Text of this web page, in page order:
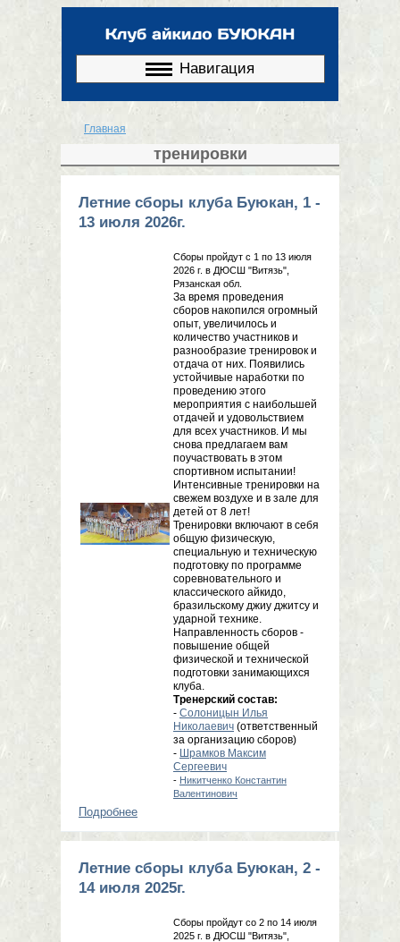
основному
Навигация
Вы здесь
Главная
тренировки
Летние сборы клуба Буюкан, 1 -
13 июля 2026г.
Сборы пройдут с 1 по 13 июля
2026 г. в ДЮСШ "Витязь",
Рязанская обл.
За время проведения
сборов накопился огромный
опыт, увеличилось и
количество участников и
разнообразие тренировок и
отдача от них. Появились
устойчивые наработки по
проведению этого
мероприятия с наибольшей
отдачей и удовольствием
для всех участников. И мы
снова предлагаем вам
поучаствовать в этом
спортивном испытании!
Интенсивные тренировки на
свежем воздухе и в зале для
детей от 8 лет!
Тренировки включают в себя
общую физическую,
специальную и техническую
подготовку по программе
соревновательного и
классического айкидо,
бразильскому джиу джитсу и
ударной технике.
Направленность сборов -
повышение общей
физической и технической
подготовки занимающихся
клуба.
Тренерский состав:
- Солоницын Илья
Николаевич (ответственный
за организацию сборов)
- Шрамков Максим
Сергеевич
- Никитченко Константин
Валентинович
Подробнее
июля 2026г.
Летние сборы клуба Буюкан, 2 -
14 июля 2025г.
Сборы пройдут со 2 по 14 июля
2025 г. в ДЮСШ "Витязь",